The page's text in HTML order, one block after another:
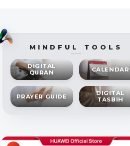
MINDFUL TOOLS
DIGITAL
QURAN
CALENDAR
PRAYER GUIDE
DIGITAL
TASBIH